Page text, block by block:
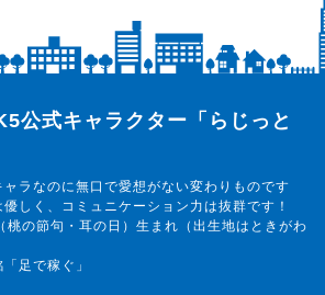
公式キャラクター「らじっと
ャラなのに無口で愛想がない変わりものです
しく、コミュニケーション力は抜群です！
桃の節句・耳の日）生まれ（出生地はときがわ
足で稼ぐ」